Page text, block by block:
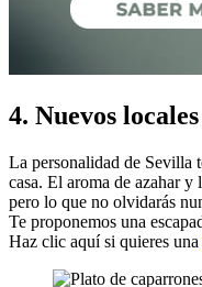
4. Nuevos
La personalidad de Sevilla
casa. El aroma de azahar
pero lo que no olvidarás
Te proponemos una
Haz clic aquí si quieres una